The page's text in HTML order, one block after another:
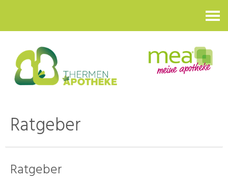
Ratgeber
Ratgeber